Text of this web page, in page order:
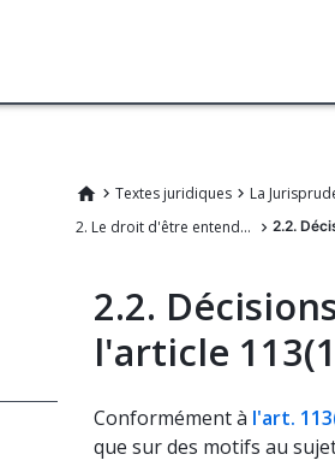
Textes juridiques
2. Le droit d'être entendu prévu à l'article 113(1) CBE
2.2.
2.2.
l'article
Conformément à l'art.
que sur des motifs au